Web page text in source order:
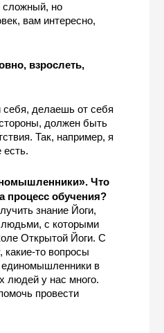
сложный, но
вам интересно,
взрослеть,
делаешь от себя
должен быть
Так, например, я
есть.
». Что
процесс обучения?
знание Йоги,
людьми, с которыми
Открытой Йоги. С
то вопросы
в
людей у нас много.
провести